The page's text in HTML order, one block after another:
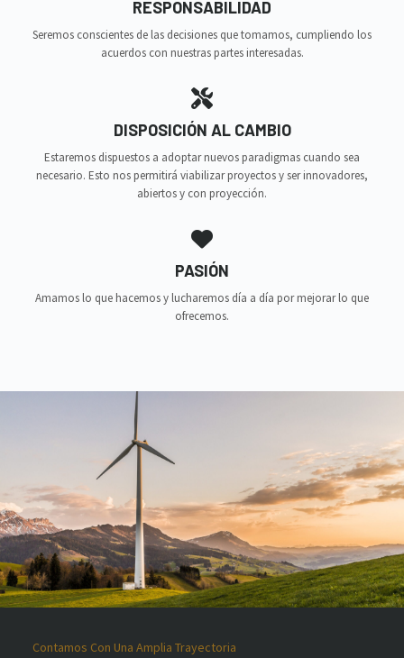
RESPONSABILIDAD
Seremos conscientes de las decisiones que tomamos, cumpliendo los
acuerdos con nuestras partes interesadas.
DISPOSICIÓN AL CAMBIO
Estaremos dispuestos a adoptar nuevos paradigmas cuando sea
necesario. Esto nos permitirá viabilizar proyectos y ser innovadores,
abiertos y con proyección.
PASIÓN
Amamos lo que hacemos y lucharemos día a día por mejorar lo que
ofrecemos.
Contamos Con Una Amplia Trayectoria